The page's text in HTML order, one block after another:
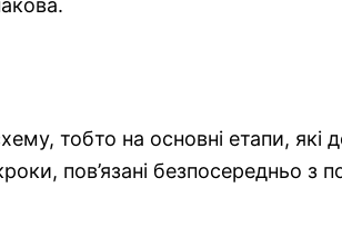
тобто на основні етапи, які
пов’язані безпосередньо з